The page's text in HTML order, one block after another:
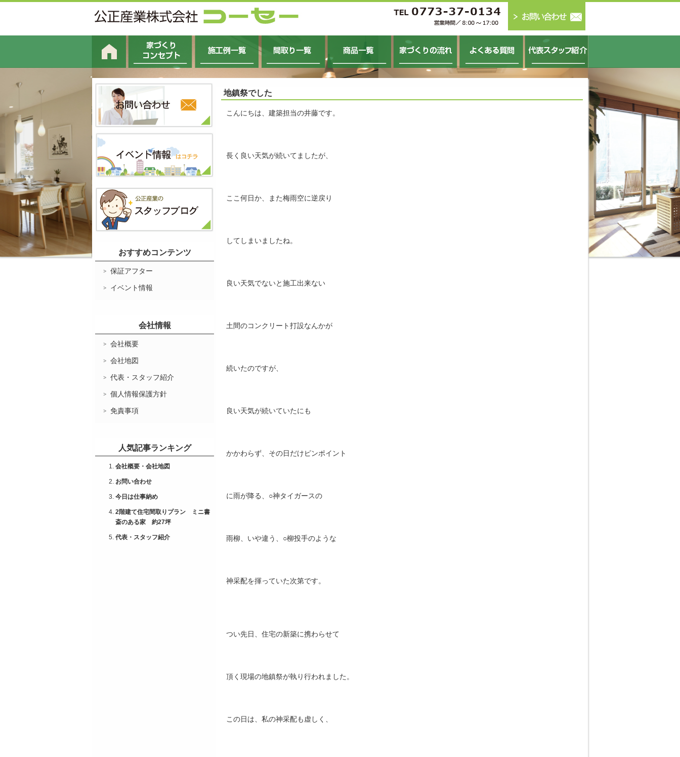
間取り一覧 商品一覧 家づくりの流れ よくある質問
地鎮祭でした
こんにちは、建築担当の井藤です。
長く良い天気が続いてましたが、
ここ何日か、また梅雨空に逆戻り
してしまいましたね。
良い天気でないと施工出来ない
土間のコンクリート打設なんかが
続いたのですが、
良い天気が続いていたにも
かかわらず、その日だけピンポイント
に雨が降る、○神タイガースの
雨柳、いや違う、○柳投手のような
神采配を揮っていた次第です。
つい先日、住宅の新築に携わらせて
頂く現場の地鎮祭が執り行われました。
この日は、私の神采配も虚しく、
おすすめコンテンツ
保証アフター
イベント情報
会社情報
会社概要
会社地図
代表・スタッフ紹介
個人情報保護方針
免責事項
人気記事ランキング
会社概要・会社地図
お問い合わせ
今日は仕事納め
2階建て住宅間取りプラン ミニ書
斎のある家 約27坪
代表・スタッフ紹介